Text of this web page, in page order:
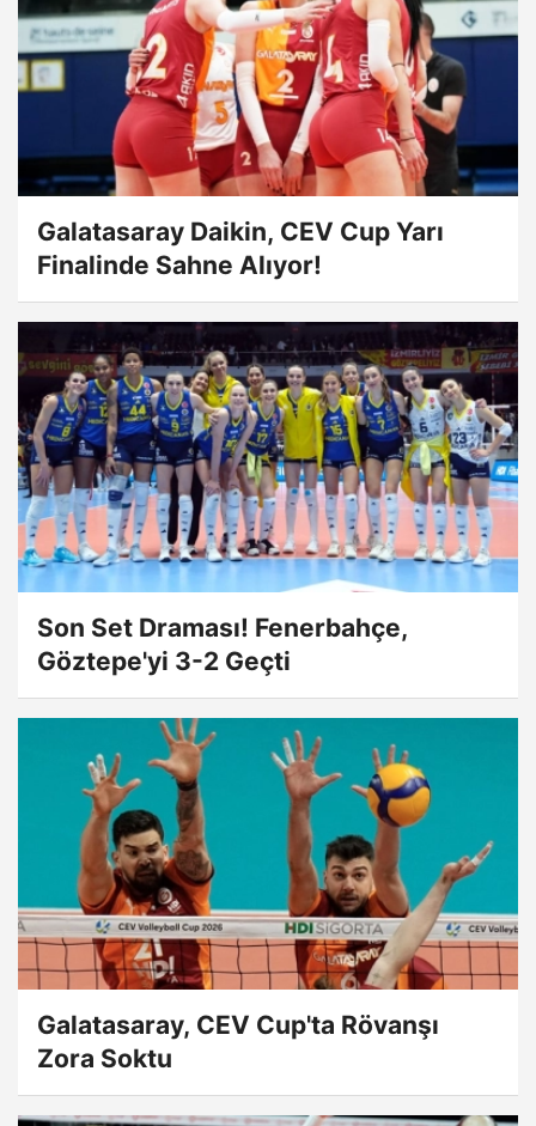
Galatasaray Daikin, CEV Cup Yarı
Finalinde Sahne Alıyor!
Son Set Draması! Fenerbahçe,
Göztepe'yi 3-2 Geçti
Galatasaray, CEV Cup'ta Rövanşı
Zora Soktu